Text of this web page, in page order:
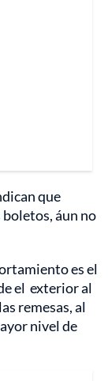
que
áun no
es el
el exterior al
remesas, al
nivel de